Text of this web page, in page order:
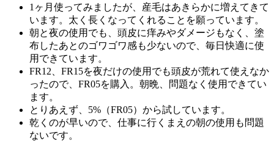
1ヶ月使ってみましたが、産毛はあきらかに増えてきて
います。太く長くなってくれることを願っています。
朝と夜の使用でも、頭皮に痒みやダメージもなく、塗
布したあとのゴワゴワ感も少ないので、毎日快適に使
用できています。
FR12、FR15を夜だけの使用でも頭皮が荒れて使えなか
ったので、FR05を購入。朝晩、問題なく使用できてい
ます。
とりあえず、5%（FR05）から試しています。
乾くのが早いので、仕事に行くまえの朝の使用も問題
ないです。